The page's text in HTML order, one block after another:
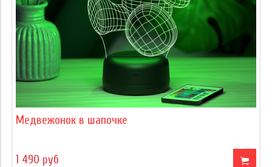
Медвежонок в шапочке
1 490 руб